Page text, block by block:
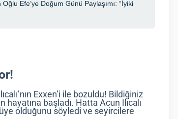
Exxen’i ile bozuldu! Bildiğiniz
hayatına başladı. Hatta Acun Ilıcalı
olduğunu söyledi ve seyircilere